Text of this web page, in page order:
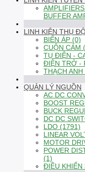
BUFFER
LINH KIỆN THỤ
BIẾN ÁP (0)
CUỘN CẢM
TỤ ĐIỆN -
ĐIỆN TRỞ -
THẠCH ANH
QUẢN LÝ NGUỒN
AC DC
BOOST
BUCK
DC DC
LDO (1791)
LINEAR
MOTOR
POWER
(1)
ĐIỀU KHIỂN